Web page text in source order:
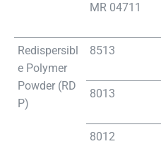
MR 04711
Redispersibl
e Polymer
Powder (RD
P)
8513
8013
8012